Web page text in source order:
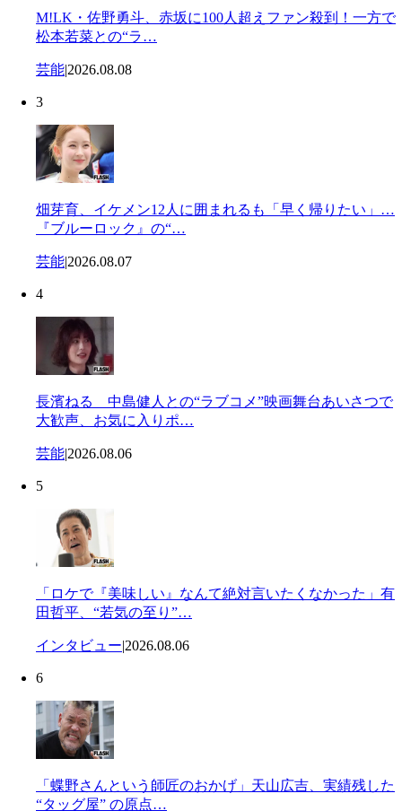
M!LK・佐野勇斗、赤坂に100人超えファン殺到！一方で
松本若菜との“ラ…
芸能|2026.08.08
3
畑芽育、イケメン12人に囲まれるも「早く帰りたい」…
『ブルーロック』の“…
芸能|2026.08.07
4
長濱ねる 中島健人との“ラブコメ”映画舞台あいさつで
大歓声、お気に入りポ…
芸能|2026.08.06
5
「ロケで『美味しい』なんて絶対言いたくなかった」有
田哲平、“若気の至り”…
インタビュー|2026.08.06
6
「蝶野さんという師匠のおかげ」天山広吉、実績残した
“タッグ屋” の原点…